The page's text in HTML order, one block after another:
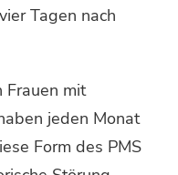
Tagen nach
Frauen mit
jeden Monat
Form des PMS